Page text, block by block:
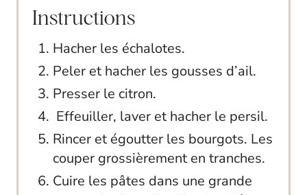
Instructions
Hacher les échalotes.
Peler et hacher les gousses d’ail.
Presser le citron.
Effeuiller, laver et hacher le persil.
Rincer et égoutter les bourgots. Les
couper grossièrement en tranches.
Cuire les pâtes dans une grande